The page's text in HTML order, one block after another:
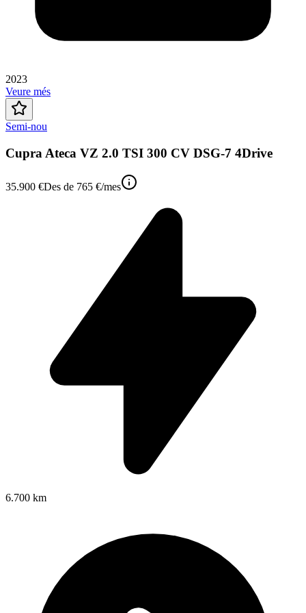
2023
Veure més
Semi-nou
Cupra Ateca VZ 2.0 TSI 300 CV DSG-7 4Drive
35.900 €Des de 765 €/mes
6.700 km